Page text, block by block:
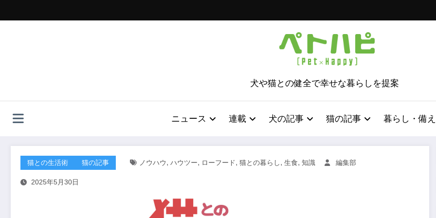
ッ
犬や猫との健全で幸せな暮らしを提案
ニュース 連載 犬の記事 猫の記事 暮らし・備え
猫との生活術 猫の記事 ノウハウ, ハウツー, ローフード, 猫との暮らし, 生食, 知識 編集部
2025年5月30日